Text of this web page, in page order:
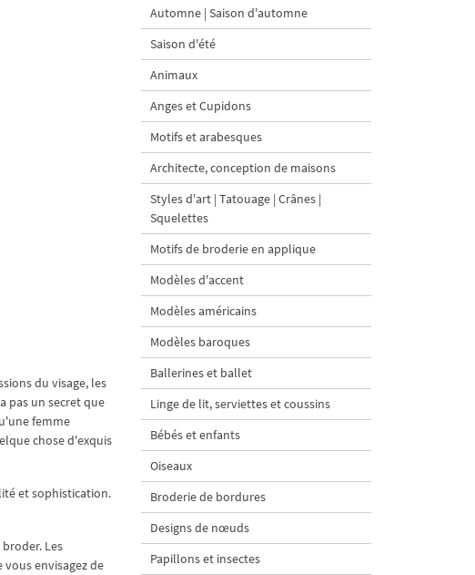
du visage, les
pas un secret que
femme
chose d'exquis
et sophistication.
Les
envisagez de
Automne | Saison d'automne
Saison d'été
Animaux
Anges et Cupidons
Motifs et arabesques
Architecte, conception de maisons
Styles d'art | Tatouage | Crânes |
Squelettes
Motifs de broderie en applique
Modèles d'accent
Modèles américains
Modèles baroques
Ballerines et ballet
Linge de lit, serviettes et coussins
Bébés et enfants
Oiseaux
Broderie de bordures
Designs de nœuds
Papillons et insectes